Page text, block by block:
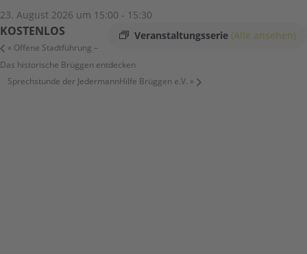
23. August 2026 um 15:00 - 15:30
Veranstaltungsserie (Alle ansehen)
KOSTENLOS
« Offene Stadtführung –
Das historische Brüggen entdecken
Sprechstunde der JedermannHilfe Brüggen e.V. »